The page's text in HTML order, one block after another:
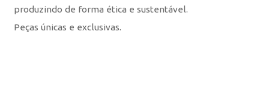
produzindo de forma ética e sustentável.
Peças únicas e exclusivas.